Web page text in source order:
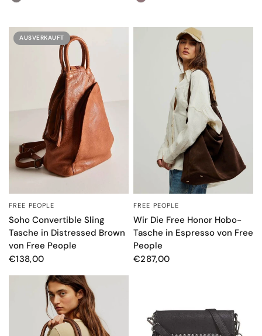
AUSVERKAUFT
SCHNELLANSICHT
FREE PEOPLE
Soho Convertible Sling
Tasche in Distressed Brown
von Free People
€138,00
SCHNELLANSICHT
FREE PEOPLE
Wir Die Free Honor Hobo-
Tasche in Espresso von Free
People
€287,00